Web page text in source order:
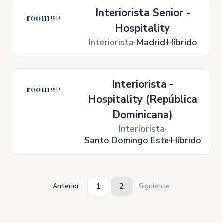
Interiorista Senior -
Hospitality
Interiorista Madrid Híbrido
Interiorista -
Hospitality (República
Dominicana)
Interiorista
Santo Domingo Este Híbrido
Anterior 1 2 Siguiente